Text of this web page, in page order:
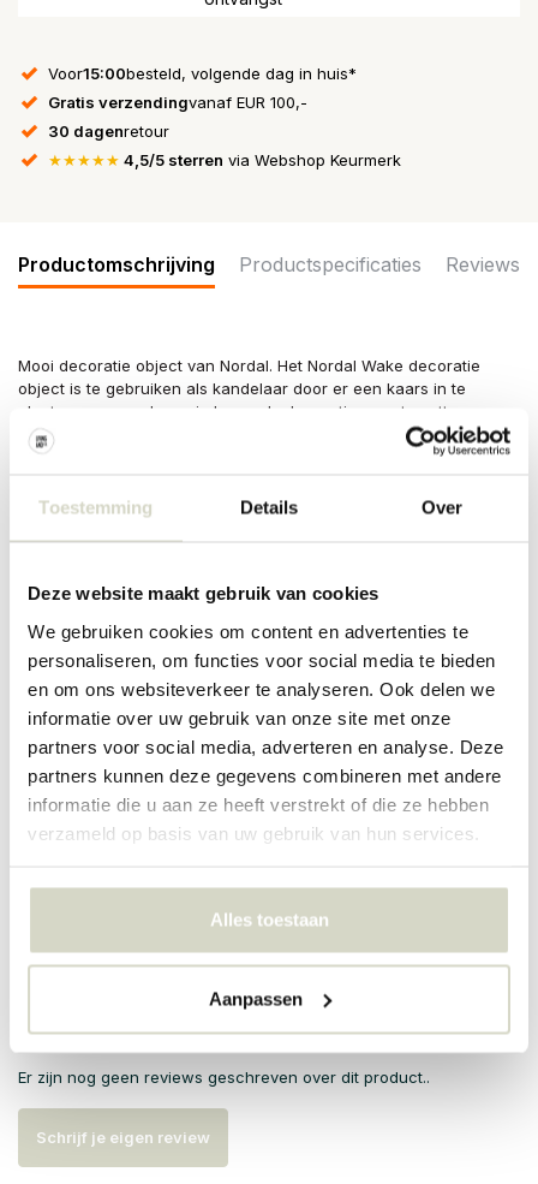
Toestemming Details Over
Deze website maakt gebruik van cookies
We gebruiken cookies om content en advertenties te
personaliseren, om functies voor social media te bieden
en om ons websiteverkeer te analyseren. Ook delen we
informatie over uw gebruik van onze site met onze
partners voor social media, adverteren en analyse. Deze
partners kunnen deze gegevens combineren met andere
informatie die u aan ze heeft verstrekt of die ze hebben
verzameld op basis van uw gebruik van hun services.
Alles toestaan
Aanpassen
Voor15:00besteld, volgende dag in huis*
Gratis verzendingvanaf EUR 100,-
30 dagenretour
★★★★★ 4,5/5 sterren via Webshop Keurmerk
Productomschrijving Productspecificaties Reviews
Mooi decoratie object van Nordal. Het Nordal Wake decoratie
object is te gebruiken als kandelaar door er een kaars in te
plaatsen maar ook mooi als om als decoratie neer te zetten.
Diameter 15cm en hoogte 25cm.
HEIGHT:
25.00 CM
15.00 CM
Kleur: wit
Overige: handgemaakt en daardoor is elk item uniek en kan
PRODUCTSPECIFICATIES
5708309171456
Er zijn nog geen reviews geschreven over dit product..
Schrijf je eigen review